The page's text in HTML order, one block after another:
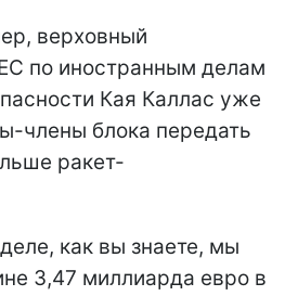
верховный
по иностранным делам
Кая Каллас уже
члены блока передать
ракет-
как вы знаете, мы
3,47 миллиарда евро в